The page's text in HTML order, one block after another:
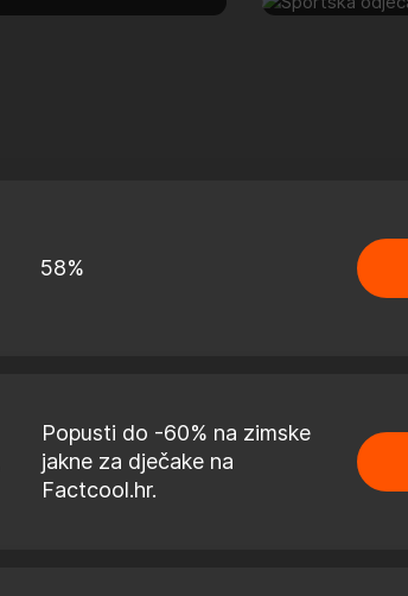
58%
Popusti do -60% na zimske
jakne za dječake na
Factcool.hr.